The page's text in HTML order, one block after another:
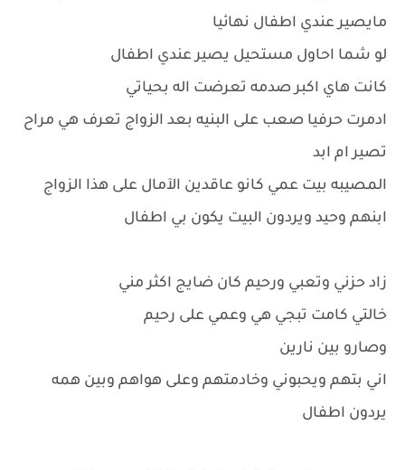
مايصير عندي اطفال نهائيا
لو شما احاول مستحيل يصير عندي اطفال
كانت هاي اكبر صدمه تعرضت اله بحياتي
ادمرت حرفيا صعب على البنيه بعد الزواج تعرف هي مراح
تصير ام ابد
المصيبه بيت عمي كانو عاقدين الآمال على هذا الزواج
ابنهم وحيد ويردون البيت يكون بي اطفال
زاد حزني وتعبي ورحيم كان ضايج اكثر مني
خالتي كامت تبجي هي وعمي على رحيم
وصارو بين نارين
اني بتهم ويحبوني وخادمتهم وعلى هواهم وبين همه
يردون اطفال